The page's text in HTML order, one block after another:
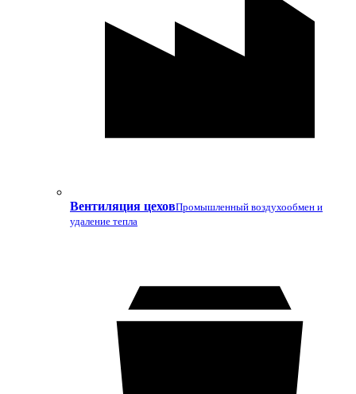
Вентиляция цеховПромышленный воздухообмен и
удаление тепла